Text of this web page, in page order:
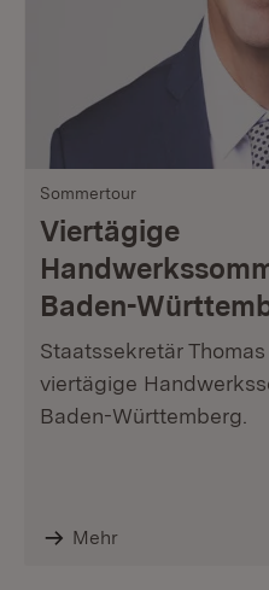
Sommertour
Viertägige
Baden-
Staatssekretär
viertägige
Baden-Württemberg.
Mehr